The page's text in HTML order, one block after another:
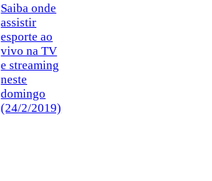
Saiba onde
assistir
esporte ao
vivo na TV
e streaming
neste
domingo
(24/2/2019)